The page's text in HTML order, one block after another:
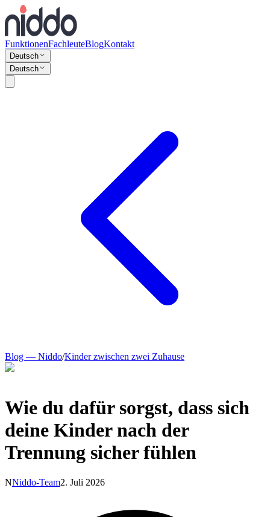
FunktionenFachleuteBlogKontakt
Deutsch
Deutsch
Blog — Niddo/Kinder zwischen zwei Zuhause
Wie du dafür sorgst, dass sich
deine Kinder nach der
Trennung sicher fühlen
NNiddo-Team2. Juli 2026